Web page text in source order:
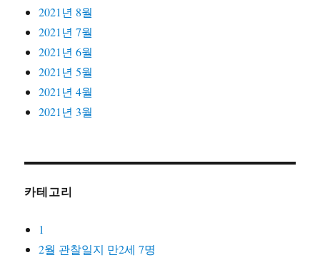
2021년 8월
2021년 7월
2021년 6월
2021년 5월
2021년 4월
2021년 3월
카테고리
1
2월 관찰일지 만2세 7명